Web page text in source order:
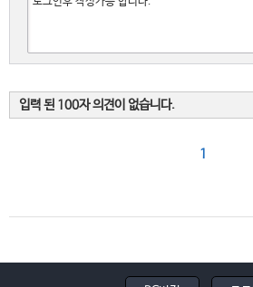
입력 된 100자 의견이 없습니다.
1